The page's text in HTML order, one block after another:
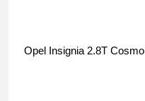
Opel Insignia 2.8T Cosmo